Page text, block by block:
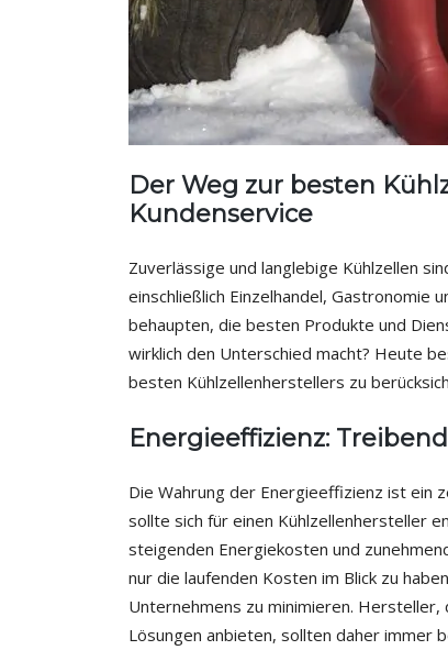
Der Weg zur besten
Kundenservice
Zuverlässige und langlebige Kühlzellen
einschließlich Einzelhandel, Gastronomie
behaupten, die besten Produkte und
wirklich den Unterschied macht? Heute
besten Kühlzellenherstellers zu
Energieeffizienz:
Die Wahrung der Energieeffizienz ist ein
sollte sich für einen Kühlzellenhersteller
steigenden Energiekosten und
nur die laufenden Kosten im Blick zu
Unternehmens zu minimieren.
Lösungen anbieten, sollten daher immer